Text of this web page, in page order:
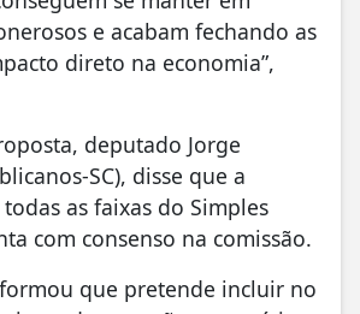
e acabam fechando as
direto na economia”,
deputado Jorge
SC), disse que a
as faixas do Simples
com consenso na comissão.
que pretende incluir no